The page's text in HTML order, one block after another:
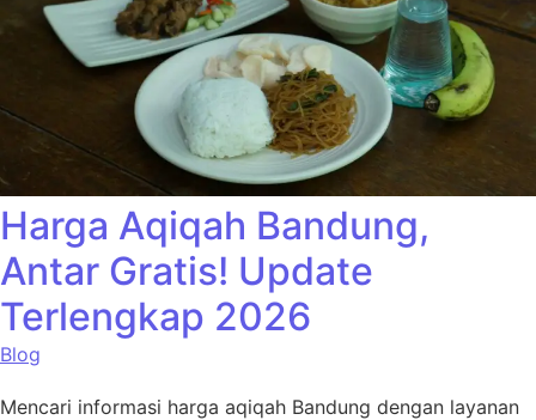
Harga Aqiqah Bandung,
Antar Gratis! Update
Terlengkap 2026
Blog
Mencari informasi harga aqiqah Bandung dengan layanan